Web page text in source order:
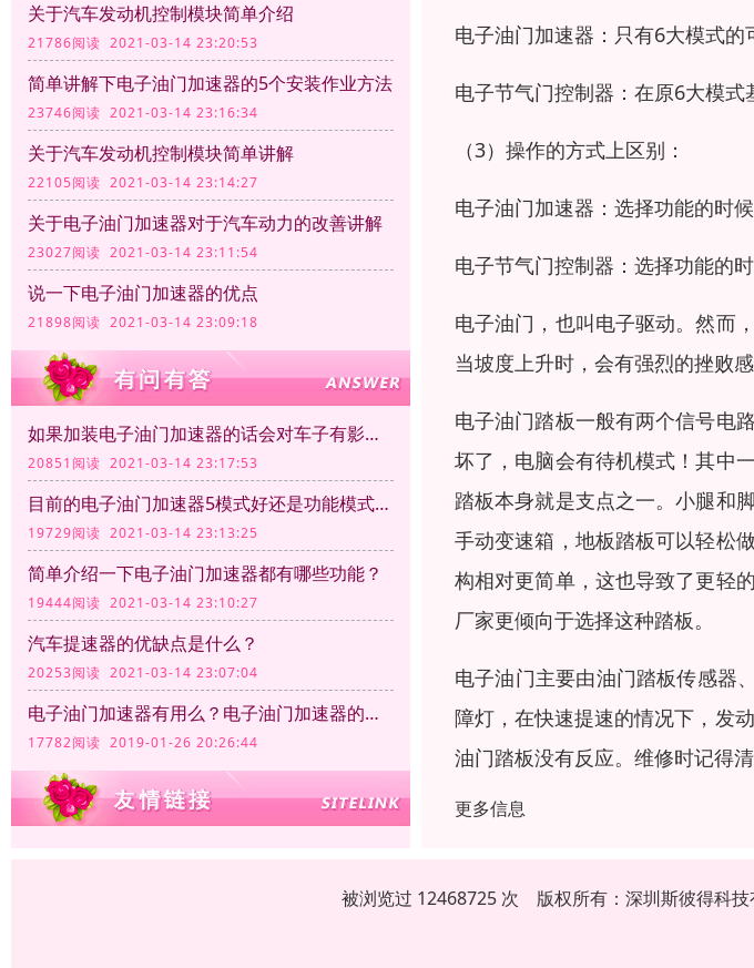
关于汽车发动机控制模块简单介绍
21786阅读 2021-03-14 23:20:53
简单讲解下电子油门加速器的5个安装作业方法
23746阅读 2021-03-14 23:16:34
关于汽车发动机控制模块简单讲解
22105阅读 2021-03-14 23:14:27
关于电子油门加速器对于汽车动力的改善讲解
23027阅读 2021-03-14 23:11:54
说一下电子油门加速器的优点
21898阅读 2021-03-14 23:09:18
如果加装电子油门加速器的话会对车子有影响吗？
20851阅读 2021-03-14 23:17:53
目前的电子油门加速器5模式好还是功能模式越多越好呢？
19729阅读 2021-03-14 23:13:25
简单介绍一下电子油门加速器都有哪些功能？
19444阅读 2021-03-14 23:10:27
汽车提速器的优缺点是什么？
20253阅读 2021-03-14 23:07:04
电子油门加速器有用么？电子油门加速器的作用
17782阅读 2019-01-26 20:26:44
电子油门加速器：只有6大模式的
电子节气门控制器：在原6大模式
（3）操作的方式上区别：
电子油门加速器：选择功能的时
电子节气门控制器：选择功能的
电子油门，也叫电子驱动。然而
当坡度上升时，会有强烈的挫败
电子油门踏板一般有两个信号电
坏了，电脑会有待机模式！其中
踏板本身就是支点之一。小腿和
手动变速箱，地板踏板可以轻松
构相对更简单，这也导致了更轻
厂家更倾向于选择这种踏板。
电子油门主要由油门踏板传感器
障灯，在快速提速的情况下，发
油门踏板没有反应。维修时记得
更多信息
被浏览过 12468725 次 版权所有：深圳斯彼得科技